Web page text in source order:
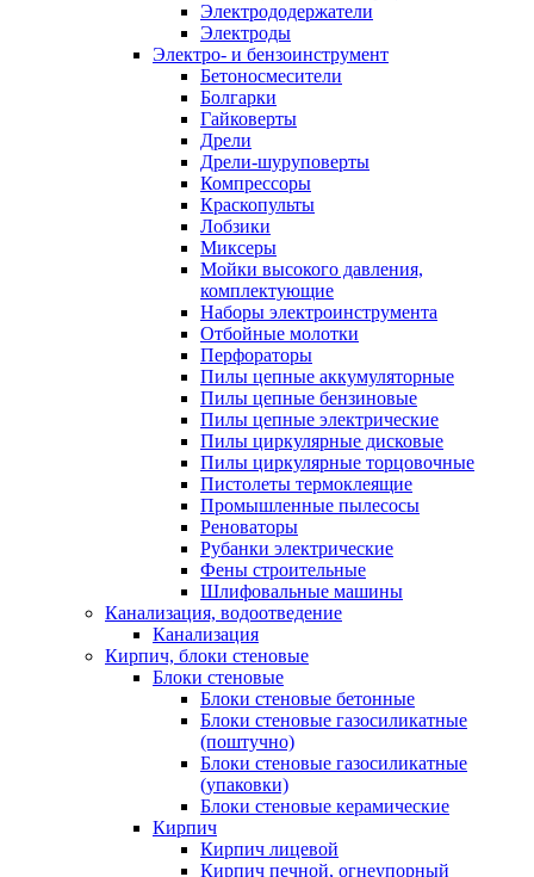
Электрододержатели
Электроды
Электро- и бензоинструмент
Бетоносмесители
Болгарки
Гайковерты
Дрели
Дрели-шуруповерты
Компрессоры
Краскопульты
Лобзики
Миксеры
Мойки высокого давления,
комплектующие
Наборы электроинструмента
Отбойные молотки
Перфораторы
Пилы цепные аккумуляторные
Пилы цепные бензиновые
Пилы цепные электрические
Пилы циркулярные дисковые
Пилы циркулярные торцовочные
Пистолеты термоклеящие
Промышленные пылесосы
Реноваторы
Рубанки электрические
Фены строительные
Шлифовальные машины
Канализация, водоотведение
Канализация
Кирпич, блоки стеновые
Блоки стеновые
Блоки стеновые бетонные
Блоки стеновые газосиликатные
(поштучно)
Блоки стеновые газосиликатные
(упаковки)
Блоки стеновые керамические
Кирпич
Кирпич лицевой
Кирпич печной, огнеупорный